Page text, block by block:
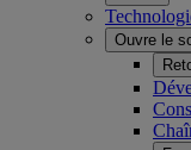
Ouvre le